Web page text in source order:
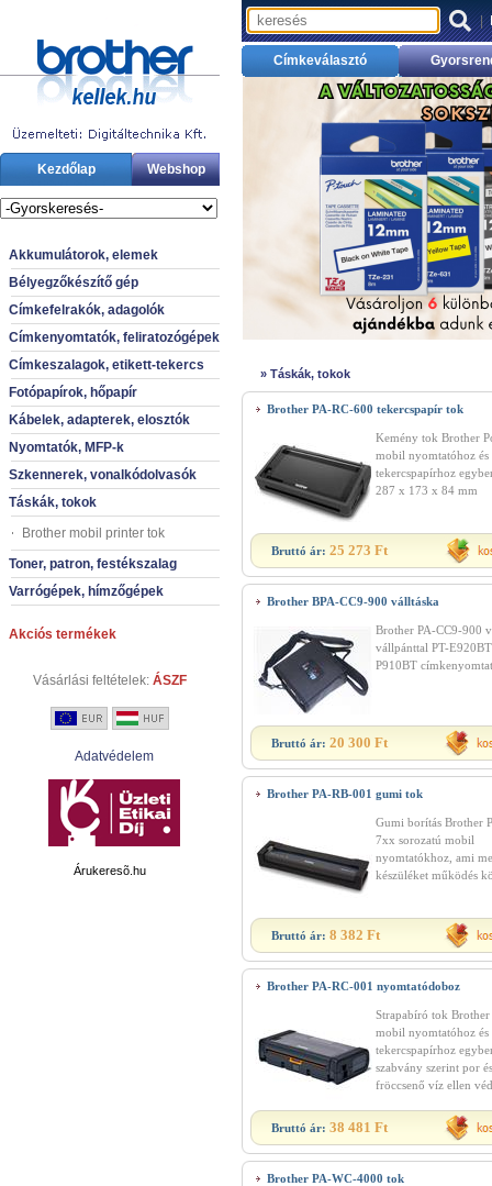
Kezdőlap Webshop
Akkumulátorok, elemek
Bélyegzőkészítő gép
Címkefelrakók, adagolók
Címkenyomtatók, feliratozógépek
Címkeszalagok, etikett-tekercs
Fotópapírok, hőpapír
Kábelek, adapterek, elosztók
Nyomtatók, MFP-k
Szkennerek, vonalkódolvasók
Táskák, tokok
Brother mobil printer tok
Toner, patron, festékszalag
Varrógépek, hímzőgépek
Akciós termékek
Vásárlási feltételek: ÁSZF
Adatvédelem
Árukeresõ.hu
|
Címkeválasztó
» Táskák, tokok
Brother PA-RC-600 tekercspapír tok
Kemény tok Brother
mobil nyomtatóhoz és
tekercspapírhoz
287 x 173 x 84 mm
Bruttó ár: 25 273 Ft
Brother BPA-CC9-900 válltáska
Brother PA-CC9-900
vállpánttal PT-E920BT
P910BT
Bruttó ár: 20 300 Ft
Brother PA-RB-001 gumi tok
Gumi borítás Brother
7xx sorozatú mobil
nyomtatókhoz, ami
készüléket működés
Bruttó ár: 8 382 Ft
Brother PA-RC-001 nyomtatódoboz
Strapabíró tok Brother
mobil nyomtatóhoz és
tekercspapírhoz
szabvány szerint por és
fröccsenő víz ellen
Bruttó ár: 38 481 Ft
Brother PA-WC-4000 tok